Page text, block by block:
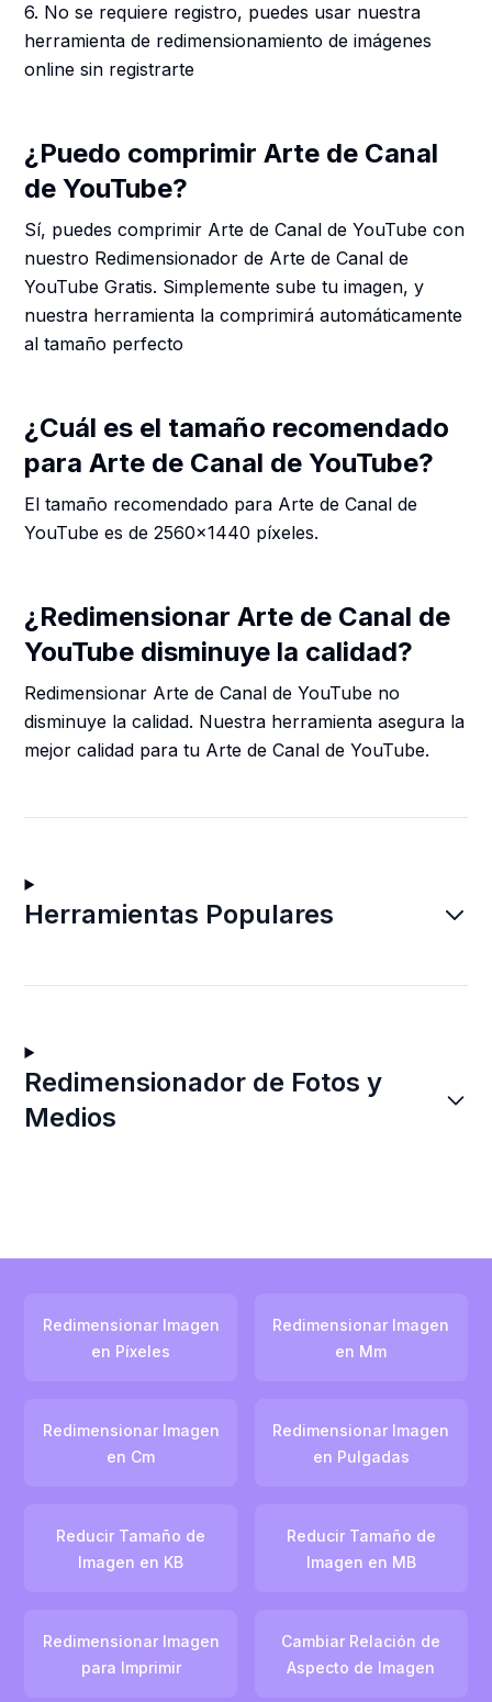
6. No se requiere registro, puedes usar nuestra
herramienta de redimensionamiento de imágenes
online sin registrarte
¿Puedo comprimir Arte de Canal
de YouTube?
Sí, puedes comprimir Arte de Canal de YouTube con
nuestro Redimensionador de Arte de Canal de
YouTube Gratis. Simplemente sube tu imagen, y
nuestra herramienta la comprimirá automáticamente
al tamaño perfecto
¿Cuál es el tamaño recomendado
para Arte de Canal de YouTube?
El tamaño recomendado para Arte de Canal de
YouTube es de 2560x1440 píxeles.
¿Redimensionar Arte de Canal de
YouTube disminuye la calidad?
Redimensionar Arte de Canal de YouTube no
disminuye la calidad. Nuestra herramienta asegura la
mejor calidad para tu Arte de Canal de YouTube.
Herramientas Populares
Redimensionador de Fotos y
Medios
Redimensionar Imagen
en Píxeles
Redimensionar Imagen
en Mm
Redimensionar Imagen
en Cm
Redimensionar Imagen
en Pulgadas
Reducir Tamaño de
Imagen en KB
Reducir Tamaño de
Imagen en MB
Redimensionar Imagen
para Imprimir
Cambiar Relación de
Aspecto de Imagen